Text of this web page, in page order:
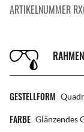
ARTIKELNUMMER
GESTELLFORM
FARBE Glänzendes